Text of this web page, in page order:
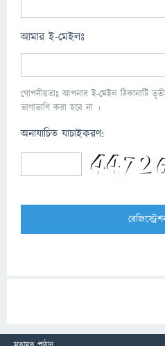
আমার ই-মেইলঃ
গোপনীয়তাঃ আপনার ই-মেইল ঠিকানাটি
ভাগাভাগি করা হবে না ।
অনাযাচিত যাচাইকরণ: